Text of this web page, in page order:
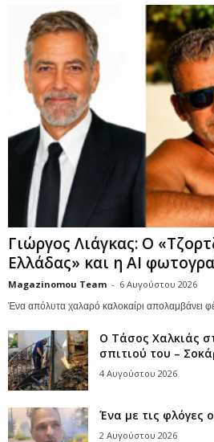
Γιώργος Λιάγκας: Ο
Ελλάδας» και η AI
Magazinomou Team - 6 Αυγούστου 2026
Ένα απόλυτα χαλαρό καλοκαίρι απολαμβάνει
Ο Τάσος Χαλκιάς
σπιτιού του –
4 Αυγούστου 2026
Ένα με τις φλόγες
2 Αυγούστου 2026